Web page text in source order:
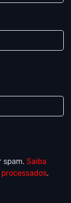
spam. Saiba
.